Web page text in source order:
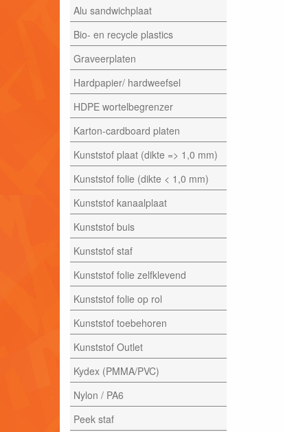
Alu sandwichplaat
Bio- en recycle plastics
Graveerplaten
Hardpapier/ hardweefsel
HDPE wortelbegrenzer
Karton-cardboard platen
Kunststof plaat (dikte => 1,0 mm)
Kunststof folie (dikte < 1,0 mm)
Kunststof kanaalplaat
Kunststof buis
Kunststof staf
Kunststof folie zelfklevend
Kunststof folie op rol
Kunststof toebehoren
Kunststof Outlet
Kydex (PMMA/PVC)
Nylon / PA6
Peek staf